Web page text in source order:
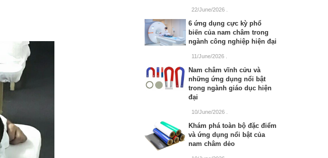
22/June/2026
6 ứng dụng cực kỳ phổ
biến của nam châm trong
ngành công nghiệp hiện đại
11/June/2026
Nam châm vĩnh cửu và
những ứng dụng nổi bật
trong ngành giáo dục hiện
đại
10/June/2026
Khám phá toàn bộ đặc điểm
và ứng dụng nổi bật của
nam châm dẻo